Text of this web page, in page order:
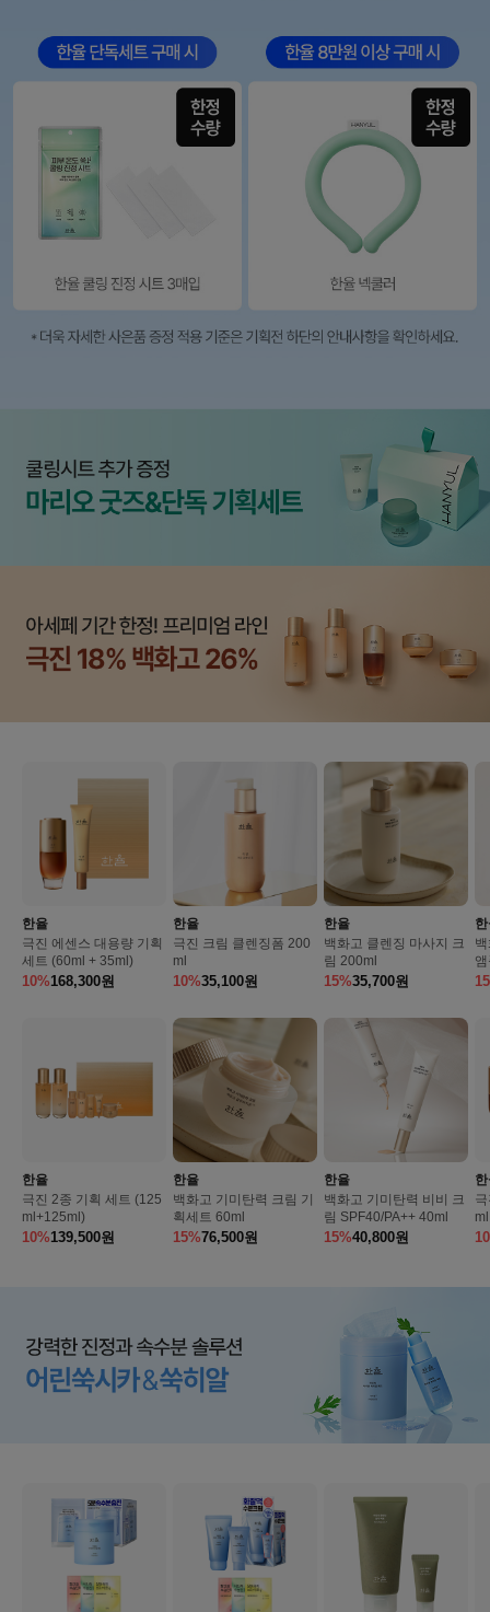
한율
극진 에센스 대용량 기획
세트 (60ml + 35ml)
10%168,300원
한율
극진 2종 기획 세트 (125
ml+125ml)
10%139,500원
한율
극진 크림 클렌징폼 200
ml
10%35,100원
한율
백화고 기미탄력 크림 기
획세트 60ml
15%76,500원
한율
백화고 클렌징 마사지 크
림 200ml
15%35,700원
한율
백화고 기미탄력 비비 크
림 SPF40/PA++ 40ml
15%40,800원
ml